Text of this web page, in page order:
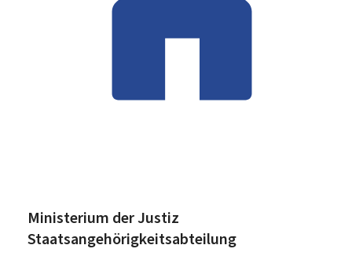
Ministerium der Justiz
Staatsangehörigkeitsabteilung